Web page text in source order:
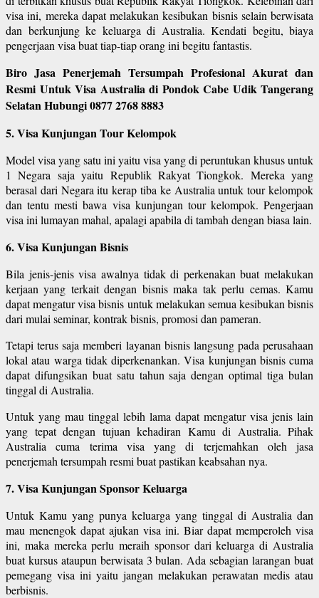
visa ini, mereka dapat melakukan kesibukan bisnis selain berwisata
dan berkunjung ke keluarga di Australia. Kendati begitu, biaya
pengerjaan visa buat tiap-tiap orang ini begitu fantastis.
Biro Jasa Penerjemah Tersumpah Profesional Akurat dan
Resmi Untuk Visa Australia di Pondok Cabe Udik Tangerang
Selatan Hubungi 0877 2768 8883
5. Visa Kunjungan Tour Kelompok
Model visa yang satu ini yaitu visa yang di peruntukan khusus untuk
1 Negara saja yaitu Republik Rakyat Tiongkok. Mereka yang
berasal dari Negara itu kerap tiba ke Australia untuk tour kelompok
dan tentu mesti bawa visa kunjungan tour kelompok. Pengerjaan
visa ini lumayan mahal, apalagi apabila di tambah dengan biasa lain.
6. Visa Kunjungan Bisnis
Bila jenis-jenis visa awalnya tidak di perkenakan buat melakukan
kerjaan yang terkait dengan bisnis maka tak perlu cemas. Kamu
dapat mengatur visa bisnis untuk melakukan semua kesibukan bisnis
dari mulai seminar, kontrak bisnis, promosi dan pameran.
Tetapi terus saja memberi layanan bisnis langsung pada perusahaan
lokal atau warga tidak diperkenankan. Visa kunjungan bisnis cuma
dapat difungsikan buat satu tahun saja dengan optimal tiga bulan
tinggal di Australia.
Untuk yang mau tinggal lebih lama dapat mengatur visa jenis lain
yang tepat dengan tujuan kehadiran Kamu di Australia. Pihak
Australia cuma terima visa yang di terjemahkan oleh jasa
penerjemah tersumpah resmi buat pastikan keabsahan nya.
7. Visa Kunjungan Sponsor Keluarga
Untuk Kamu yang punya keluarga yang tinggal di Australia dan
mau menengok dapat ajukan visa ini. Biar dapat memperoleh visa
ini, maka mereka perlu meraih sponsor dari keluarga di Australia
buat kursus ataupun berwisata 3 bulan. Ada sebagian larangan buat
pemegang visa ini yaitu jangan melakukan perawatan medis atau
berbisnis.